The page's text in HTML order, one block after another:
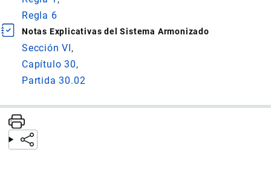
Regla 6
Notas Explicativas del Sistema Armonizado
Sección VI
Capítulo 30
Partida 30.02